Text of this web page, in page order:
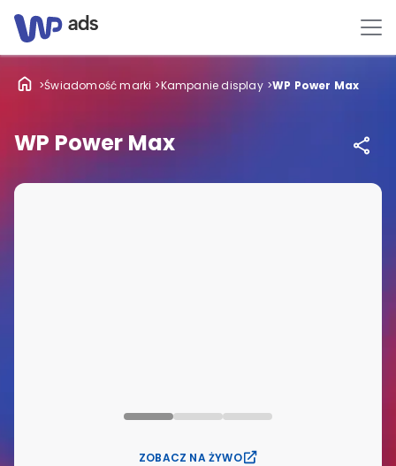
Świadomość marki Kampanie display WP Power Max
WP Power Max
ZOBACZ NA ŻYWO